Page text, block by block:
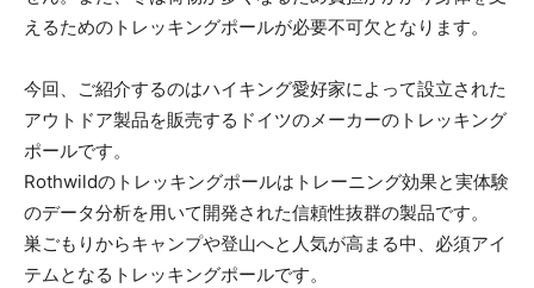
えるためのトレッキングポールが必要不可欠となります。
今回、ご紹介するのはハイキング愛好家によって設立された
アウトドア製品を販売するドイツのメーカーのトレッキング
ポールです。
Rothwildのトレッキングポールはトレーニング効果と実体験
のデータ分析を用いて開発された信頼性抜群の製品です。
巣ごもりからキャンプや登山へと人気が高まる中、必須アイ
テムとなるトレッキングポールです。